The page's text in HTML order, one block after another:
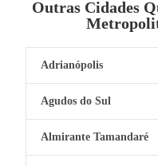
Outras Cidades
Adrianópolis
Agudos do Sul
Almirante Tamandaré